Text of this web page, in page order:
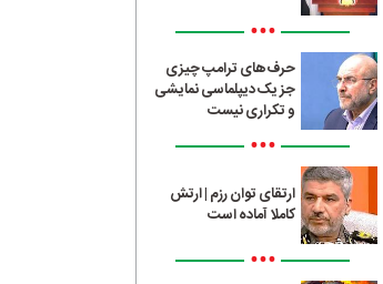
•••
حرف‌های ترامپ چیزی
جز یک دیپلماسی نمایشی
و تکراری نیست
•••
ارتقای توان رزم | ارتش
کاملا آماده است
•••